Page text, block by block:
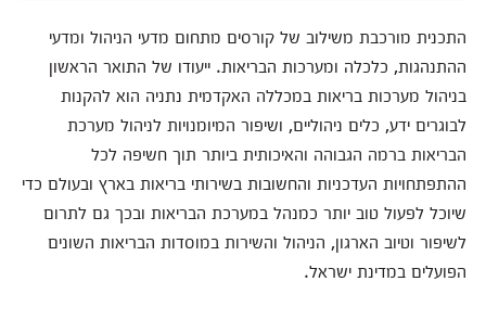
התכנית מורכבת משילוב של קורסים מתחום מדעי הניהול ומדעי
ההתנהגות, כלכלה ומערכות הבריאות. ייעודו של התואר הראשון
בניהול מערכות בריאות במכללה האקדמית נתניה הוא להקנות
לבוגרים ידע, כלים ניהוליים, ושיפור המיומנויות לניהול מערכת
הבריאות ברמה הגבוהה והאיכותית ביותר תוך חשיפה לכל
ההתפתחויות העדכניות והחשובות בשירותי בריאות בארץ ובעולם כדי
שיוכל לפעול טוב יותר כמנהל במערכת הבריאות ובכך גם לתרום
לשיפור וטיוב הארגון, הניהול והשירות במוסדות הבריאות השונים
הפועלים במדינת ישראל.